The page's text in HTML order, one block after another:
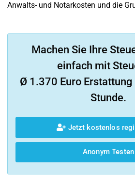
Anwalts- und Notarkosten und die
Machen Sie Ihre
einfach mit
Ø 1.370 Euro
Stunde.
Jetzt kostenlos
Anonym Testen